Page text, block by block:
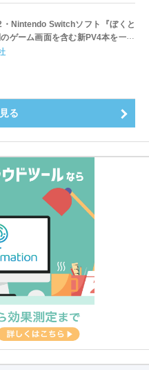
Nintendo Switchソフト『ぼくと
ゲーム画面を含む新PV4本を一挙
る